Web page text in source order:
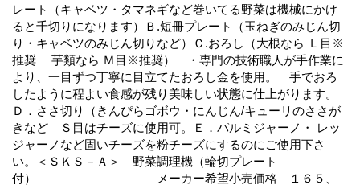
レート（キャベツ・タマネギなど巻いてる野菜は機械にかけ
ると千切りになります）Ｂ.短冊プレート（玉ねぎのみじん切
り・キャベツのみじん切りなど）Ｃ.おろし（大根なら Ｌ目※
推奨 芋類なら Ｍ目※推奨） ・専門の技術職人が手作業に
より、一目ずつ丁寧に目立てたおろし金を使用。 手でおろ
したように程よい食感が残り美味しい状態に仕上がります。
Ｄ．ささ切り（きんぴらゴボウ・にんじん/キューリのささが
きなど Ｓ目はチーズに使用可。Ｅ．パルミジャーノ・ レッ
ジャーノなど固いチーズを粉チーズにするのにご使用下さ
い。＜ＳＫＳ－Ａ＞ 野菜調理機（輪切プレート
付） メーカー希望小売価格 １６５、